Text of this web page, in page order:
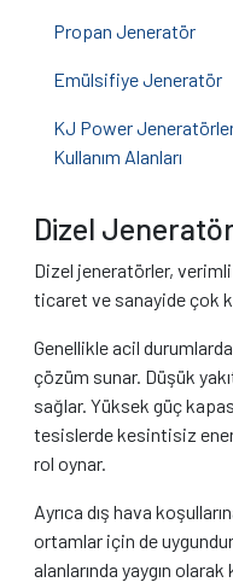
Propan Jeneratör
Emülsifiye Jeneratör
KJ Power
Kullanım Alanları
Dizel
Dizel jeneratörler, verimli
ticaret ve sanayide çok
Genellikle acil
çözüm sunar. Düşük
sağlar. Yüksek güç
tesislerde kesintisiz
rol oynar.
Ayrıca dış hava
ortamlar için de
alanlarında yaygın olarak